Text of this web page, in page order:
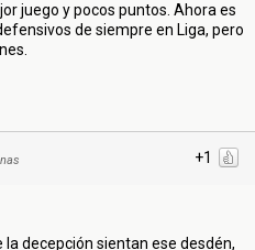
juego y pocos puntos. Ahora es
de siempre en Liga, pero
+1
decepción sientan ese desdén,